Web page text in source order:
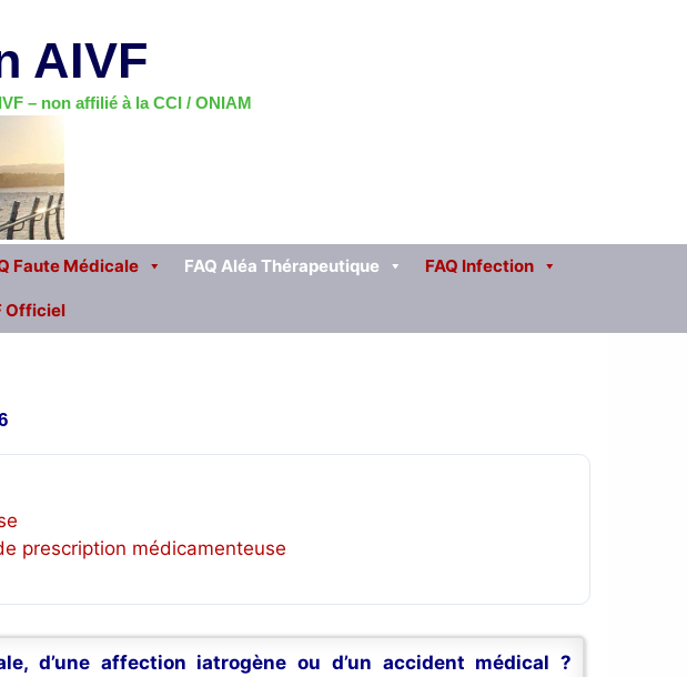
AIVF
– non affilié à la CCI / ONIAM
Faute Médicale FAQ Aléa Thérapeutique FAQ Infection
Officiel
prescription médicamenteuse
d’une affection iatrogène ou d’un accident médical ?